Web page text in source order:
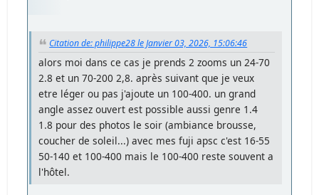
Citation de: philippe28 le Janvier 03, 2026, 15:06:46
alors moi dans ce cas je prends 2 zooms un 24-70
2.8 et un 70-200 2,8. après suivant que je veux
etre léger ou pas j'ajoute un 100-400. un grand
angle assez ouvert est possible aussi genre 1.4
1.8 pour des photos le soir (ambiance brousse,
coucher de soleil...) avec mes fuji apsc c'est 16-55
50-140 et 100-400 mais le 100-400 reste souvent a
l'hôtel.